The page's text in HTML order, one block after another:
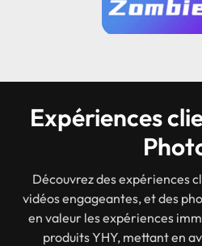
Expériences
Découvrez des expériences
vidéos engageantes, et des
en valeur les expériences
produits YHY, mettant en